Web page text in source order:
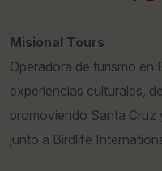
Misional Tours
Operadora de turismo en
experiencias culturales,
promoviendo Santa
junto a Birdlife